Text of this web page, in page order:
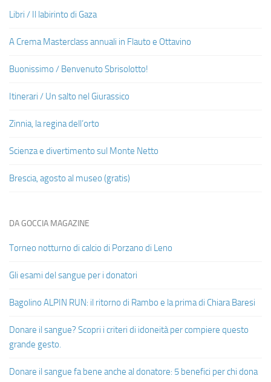
Libri / Il labirinto di Gaza
A Crema Masterclass annuali in Flauto e Ottavino
Buonissimo / Benvenuto Sbrisolotto!
Itinerari / Un salto nel Giurassico
Zinnia, la regina dell’orto
Scienza e divertimento sul Monte Netto
Brescia, agosto al museo (gratis)
DA GOCCIA MAGAZINE
Torneo notturno di calcio di Porzano di Leno
Gli esami del sangue per i donatori
Bagolino ALPIN RUN: il ritorno di Rambo e la prima di Chiara Baresi
Donare il sangue? Scopri i criteri di idoneità per compiere questo
grande gesto.
Donare il sangue fa bene anche al donatore: 5 benefici per chi dona